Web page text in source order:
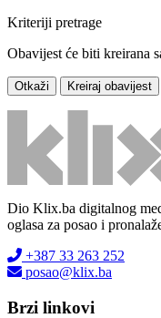
Kriteriji pretrage
Obavijest će biti kreirana
Otkaži Kreiraj obavijest
Dio Klix.ba digitalnog
oglasa za posao i
+387 33 263 252
posao@klix.ba
Brzi linkovi